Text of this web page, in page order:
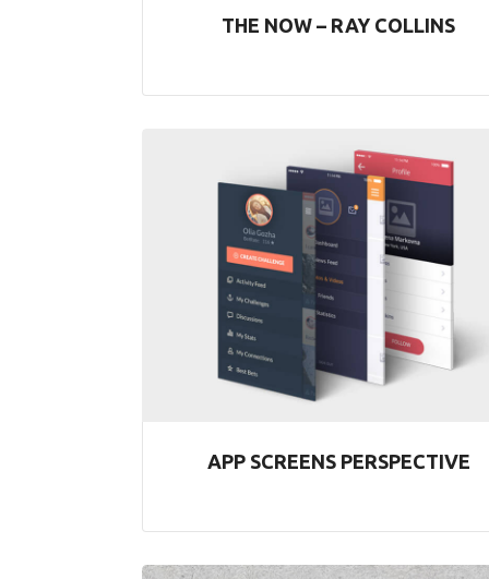
THE NOW – RAY COLLINS
APP SCREENS PERSPECTIVE